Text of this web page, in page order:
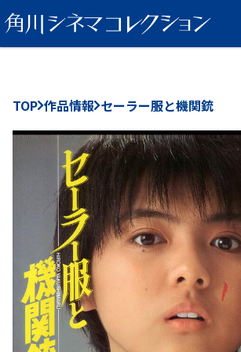
KADOKAWA Group
TOP 作品情報 セーラー服と機関銃